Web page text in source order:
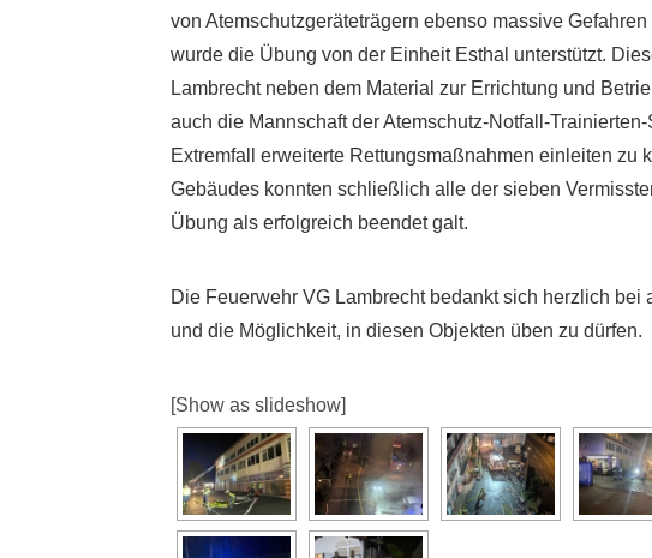
von Atemschutzgeräteträgern ebenso massive
wurde die Übung von der Einheit Esthal unterstützt.
Lambrecht neben dem Material zur Errichtung und
auch die Mannschaft der Atemschutz-Notfall-
Extremfall erweiterte Rettungsmaßnahmen einleiten zu
Gebäudes konnten schließlich alle der sieben
Übung als erfolgreich beendet galt.
Die Feuerwehr VG Lambrecht bedankt sich herzlich
und die Möglichkeit, in diesen Objekten üben zu dürfen.
[Show as slideshow]